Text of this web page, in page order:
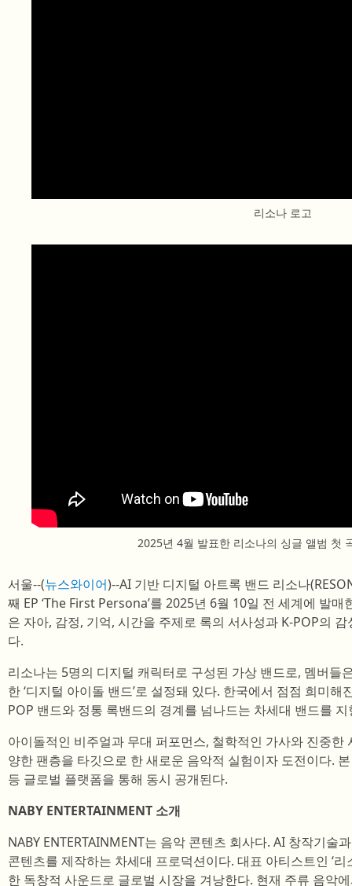
리소나 로고
2025년 4월 발표한 리소나의 싱글 앨범 첫
서울--(뉴스와이어)--AI 기반 디지털 아트록 밴드 리소나
째 EP ‘The First Persona’를 2025년 6월 10일 전 세계에 발매
은 자아, 감정, 기억, 시간을 주제로 록의 서사성과 K-POP의
다.
리소나는 5명의 디지털 캐릭터로 구성된 가상 밴드로, 멤버들
한 ‘디지털 아이돌 밴드’로 설정돼 있다. 한국에서 점점 희미
POP 밴드와 정통 록밴드의 경계를 넘나드는 차세대 밴드를 지
아이돌적인 비주얼과 무대 퍼포먼스, 철학적인 가사와 진중
양한 팬층을 타깃으로 한 새로운 음악적 실험이자 도전이다.
등 글로벌 플랫폼을 통해 동시 공개된다.
NABY ENTERTAINMENT 소개
NABY ENTERTAINMENT는 음악 콘텐츠 회사다. AI 창작기술
콘텐츠를 제작하는 차세대 프로덕션이다. 대표 아티스트인 ‘리
한 독창적 사운드로 글로벌 시장을 겨낭한다. 현재 주류 음악